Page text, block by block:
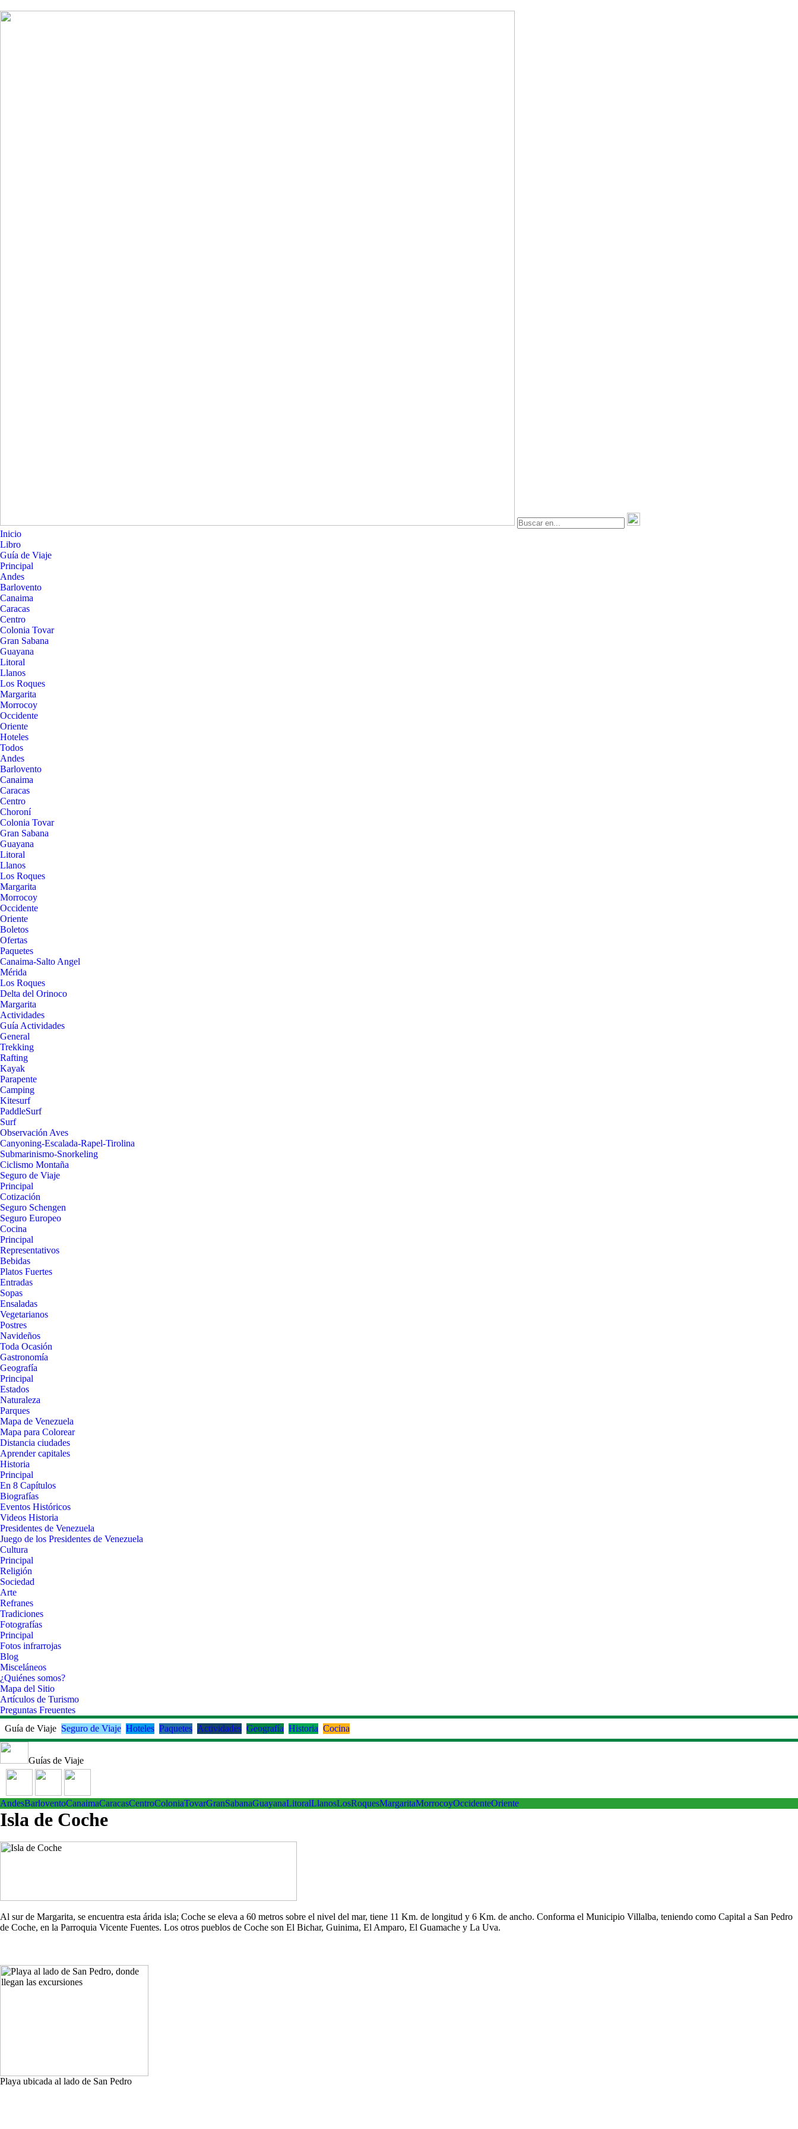
Inicio
Libro
Guía de Viaje
Principal
Andes
Barlovento
Canaima
Caracas
Centro
Colonia Tovar
Gran Sabana
Guayana
Litoral
Llanos
Los Roques
Margarita
Morrocoy
Occidente
Oriente
Hoteles
Todos
Andes
Barlovento
Canaima
Caracas
Centro
Choroní
Colonia Tovar
Gran Sabana
Guayana
Litoral
Llanos
Los Roques
Margarita
Morrocoy
Occidente
Oriente
Boletos
Ofertas
Paquetes
Canaima-Salto Angel
Mérida
Los Roques
Delta del Orinoco
Margarita
Actividades
Guía Actividades
General
Trekking
Rafting
Kayak
Parapente
Camping
Kitesurf
PaddleSurf
Surf
Observación Aves
Canyoning-Escalada-Rapel-Tirolina
Submarinismo-Snorkeling
Ciclismo Montaña
Seguro de Viaje
Principal
Cotización
Seguro Schengen
Seguro Europeo
Cocina
Principal
Representativos
Bebidas
Platos Fuertes
Entradas
Sopas
Ensaladas
Vegetarianos
Postres
Navideños
Toda Ocasión
Gastronomía
Geografía
Principal
Estados
Naturaleza
Parques
Mapa de Venezuela
Mapa para Colorear
Distancia ciudades
Aprender capitales
Historia
Principal
En 8 Capítulos
Biografías
Eventos Históricos
Videos Historia
Presidentes de Venezuela
Juego de los Presidentes de Venezuela
Cultura
Principal
Religión
Sociedad
Arte
Refranes
Tradiciones
Fotografías
Principal
Fotos infrarrojas
Blog
Misceláneos
¿Quiénes somos?
Mapa del Sitio
Artículos de Turismo
Preguntas Freuentes
Guía de Viaje Seguro de Viaje Hoteles Paquetes Actividades Geografía Historia Cocina
Guías de Viaje
AndesBarloventoCanaimaCaracasCentroColoniaTovarGranSabanaGuayanaLitoralLlanosLosRoquesMargaritaMorrocoyOccidenteOriente
Isla de Coche
Al sur de Margarita, se encuentra esta árida isla; Coche se eleva a 60 metros sobre el nivel del mar, tiene 11 Km. de longitud y 6 Km. de ancho. Conforma el Municipio Villalba, teniendo como Capital a San Pedro
de Coche, en la Parroquia Vicente Fuentes. Los otros pueblos de Coche son El Bichar, Guinima, El Amparo, El Guamache y La Uva.
Playa ubicada al lado de San Pedro